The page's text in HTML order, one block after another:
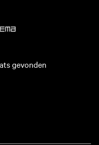
gevonden